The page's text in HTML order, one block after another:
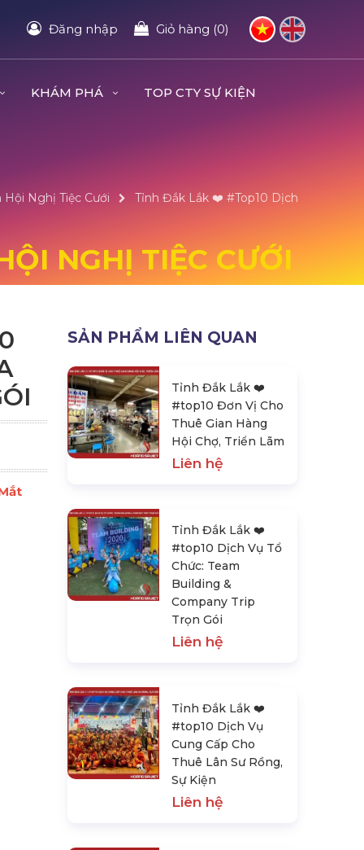
Đăng nhập Giỏ hàng (0)
KHÁM PHÁ TOP CTY SỰ KIỆN
Nghị Tiệc Cưới Tỉnh Đắk Lắk ❤️️ #top10 Dịch
NGHỊ TIỆC CƯỚI
SẢN PHẨM LIÊN QUAN
Tỉnh Đắk Lắk ❤️️
#top10 Đơn Vị Cho
Thuê Gian Hàng
Hội Chợ, Triển Lãm
Liên hệ
Tỉnh Đắk Lắk ❤️️
#top10 Dịch Vụ Tổ
Chức: Team
Building &
Company Trip
Trọn Gói
Liên hệ
Tỉnh Đắk Lắk ❤️️
#top10 Dịch Vụ
Cung Cấp Cho
Thuê Lân Sư Rồng,
Sự Kiện
Liên hệ